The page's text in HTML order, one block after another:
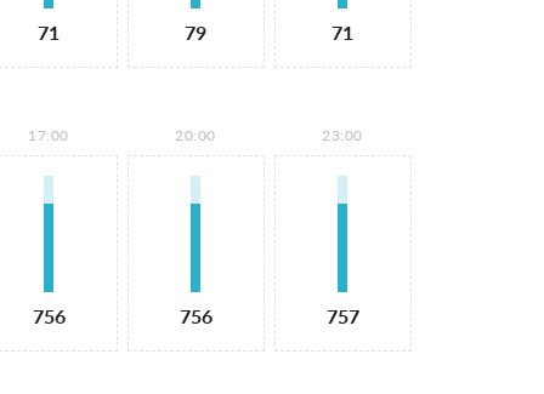
71 79 71
17:00
756
20:00
756
23:00
757